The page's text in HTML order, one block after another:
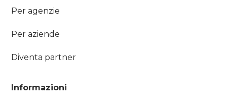
Per agenzie
Per aziende
Diventa partner
Informazioni